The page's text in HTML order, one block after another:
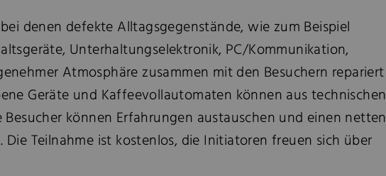
denen defekte Alltagsgegenstände, wie zum Beispiel
Unterhaltungselektronik, PC/Kommunikation,
Atmosphäre zusammen mit den Besuchern repariert
Geräte und Kaffeevollautomaten können aus technischen
können Erfahrungen austauschen und einen netten
Teilnahme ist kostenlos, die Initiatoren freuen sich über